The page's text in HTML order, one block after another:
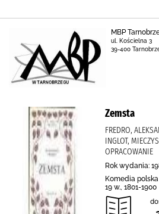
MBP
ul. Kościelna 3
39-400
Zemsta
FREDRO,
INGLOT,
OPRACOWANIE
Rok wydania:
Komedia
19 w., 1801-1900